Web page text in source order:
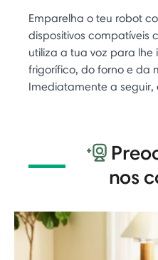
Emparelha o teu robot
dispositivos compatíveis
utiliza a tua voz para
frigorífico, do forno e da
Imediatamente a
nos